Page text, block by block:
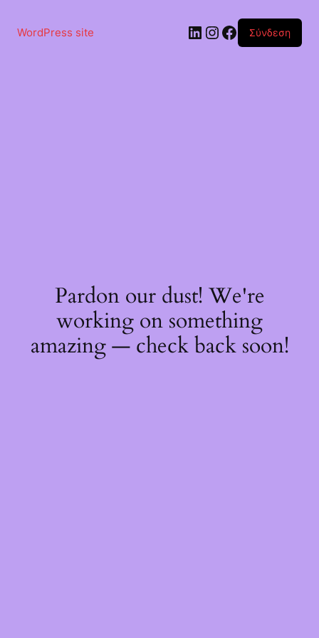
περιεχόμενο
WordPress site Linkedin
Instagram
Facebook
Σύνδεση
Pardon our dust! We're
working on something
amazing — check back soon!